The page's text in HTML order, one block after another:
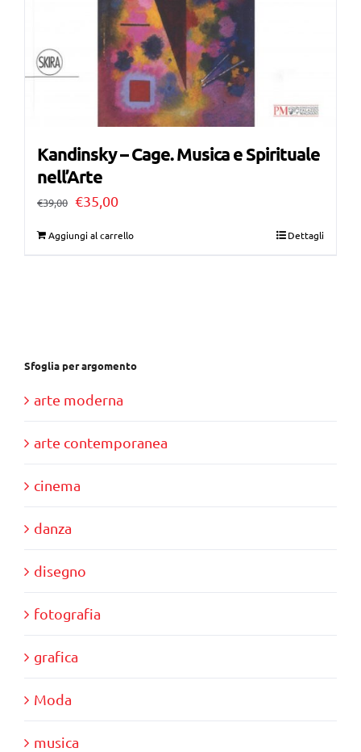
Kandinsky – Cage. Musica e Spirituale
nell’Arte
€39,00 Il
€35,00Il
Aggiungi al carrello Dettagli
Sfoglia per argomento
arte moderna
arte contemporanea
cinema
danza
disegno
fotografia
grafica
Moda
musica